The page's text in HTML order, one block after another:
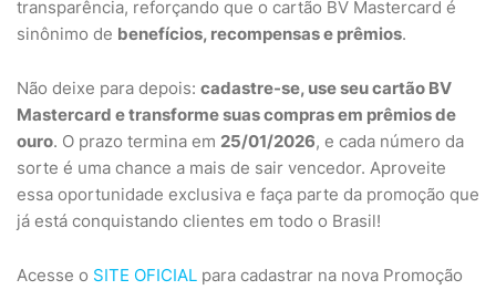
transparência, reforçando que o cartão BV Mastercard é
sinônimo de benefícios, recompensas e prêmios.
Não deixe para depois: cadastre-se, use seu cartão BV
Mastercard e transforme suas compras em prêmios de
ouro. O prazo termina em 25/01/2026, e cada número da
sorte é uma chance a mais de sair vencedor. Aproveite
essa oportunidade exclusiva e faça parte da promoção que
já está conquistando clientes em todo o Brasil!
Acesse o SITE OFICIAL para cadastrar na nova Promoção